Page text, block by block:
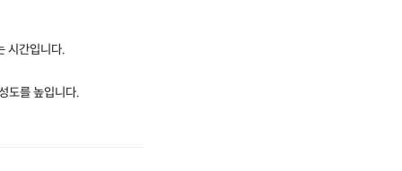
시간입니다.
도를 높입니다.